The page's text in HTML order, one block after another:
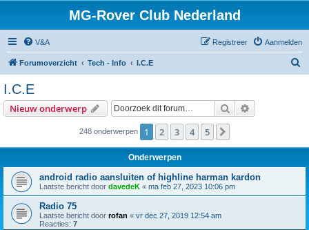
MG-Rover Club Nederland
V&A Aanmelden
Registreer
Forumoverzicht Tech - Info I.C.E
I.C.E
Nieuw onderwerp Zoek
248 onderwerpen 1 2 3 4 5
Onderwerpen
android radio aansluiten of highline harman kardon
Laatste bericht door davedeK « ma feb 27, 2023 10:06 pm
Radio 75
Laatste bericht door rofan « vr dec 27, 2019 12:54 am
Reacties: 7